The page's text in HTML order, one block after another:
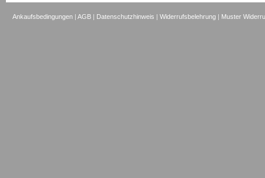
Ankaufsbedingungen |AGB | Datenschutzhinweis |Widerrufsbelehrung | Muster